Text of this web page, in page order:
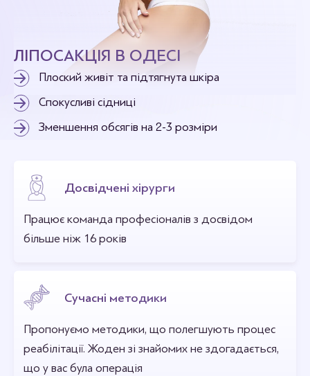
ЛІПОСАКЦІЯ В ОДЕСІ
Плоский живіт та підтягнута шкіра
Спокусливі сідниці
Зменшення обсягів на 2-3 розміри
Досвідчені хірурги
Працює команда професіоналів з досвідом
більше ніж 16 років
Сучасні методики
Пропонуємо методики, що полегшують процес
реабілітації. Жоден зі знайомих не здогадається,
що у вас була операція